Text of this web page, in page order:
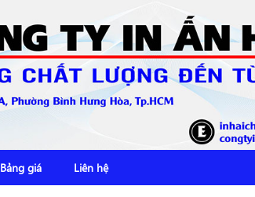
Bảng giá Liên hệ